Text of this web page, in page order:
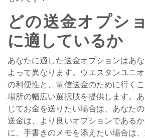
どの送金オプシ
に適しているか
あなたに適した送金オプションはあ
よって異なります。ウエスタンユニ
の利便性と、電信送金のために行く
場所の幅広い選択肢を提供します。
じてお金を送りたい場合は、あなた
送金は、より良いオプションである
に、手書きのメモを添えたい場合は